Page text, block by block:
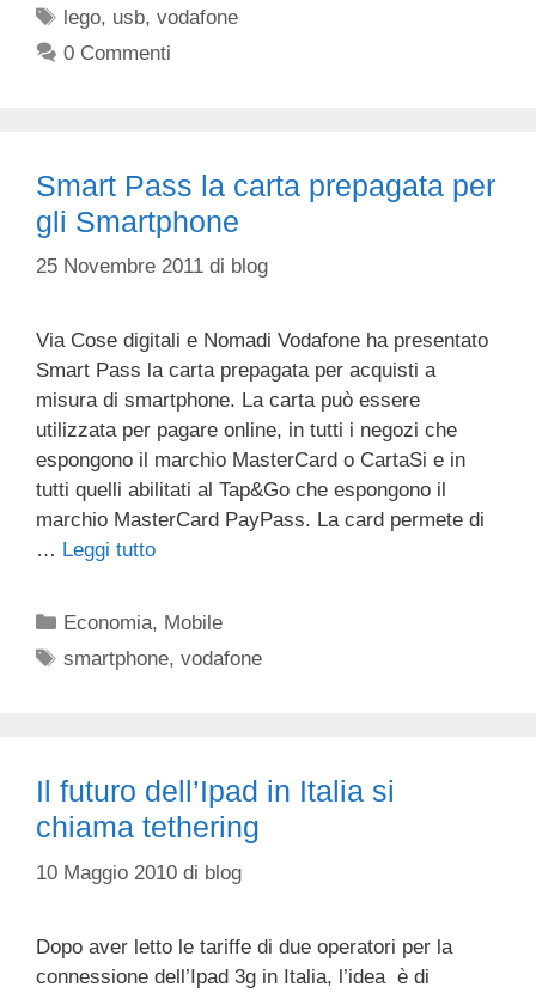
Tag
lego, usb,vodafone
0 Commenti
Smart Pass la carta prepagata per
gli Smartphone
25 Novembre 2011 di blog
Via Cose digitali e Nomadi Vodafone ha presentato
Smart Pass la carta prepagata per acquisti a
misura di smartphone. La carta può essere
utilizzata per pagare online, in tutti i negozi che
espongono il marchio MasterCard o CartaSi e in
tutti quelli abilitati al Tap&Go che espongono il
marchio MasterCard PayPass. La card permete di
… Leggi tutto
Categorie
Economia, Mobile
Tag
smartphone,vodafone
Il futuro dell’Ipad in Italia si
chiama tethering
10 Maggio 2010 di blog
Dopo aver letto le tariffe di due operatori per la
connessione dell’Ipad 3g in Italia, l’idea è di